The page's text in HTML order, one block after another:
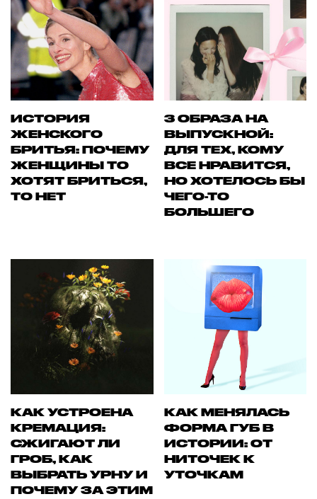
ИСТОРИЯ
ЖЕНСКОГО
БРИТЬЯ: ПОЧЕМУ
ЖЕНЩИНЫ ТО
ХОТЯТ БРИТЬСЯ,
ТО НЕТ
3 ОБРАЗА НА
ВЫПУСКНОЙ:
ДЛЯ ТЕХ, КОМУ
ВСЕ НРАВИТСЯ,
НО ХОТЕЛОСЬ БЫ
ЧЕГО-ТО
БОЛЬШЕГО
КАК УСТРОЕНА
КРЕМАЦИЯ:
СЖИГАЮТ ЛИ
ГРОБ, КАК
ВЫБРАТЬ УРНУ И
ПОЧЕМУ ЗА ЭТИМ
КАК МЕНЯЛАСЬ
ФОРМА ГУБ В
ИСТОРИИ: ОТ
НИТОЧЕК К
УТОЧКАМ